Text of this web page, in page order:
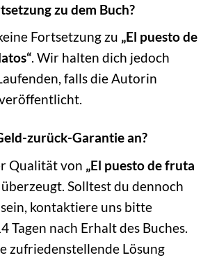
zu dem Buch?
Fortsetzung zu „El puesto de
. Wir halten dich jedoch
falls die Autorin
zurück-Garantie an?
Qualität von „El puesto de fruta
überzeugt. Solltest du dennoch
kontaktiere uns bitte
Tagen nach Erhalt des Buches.
zufriedenstellende Lösung